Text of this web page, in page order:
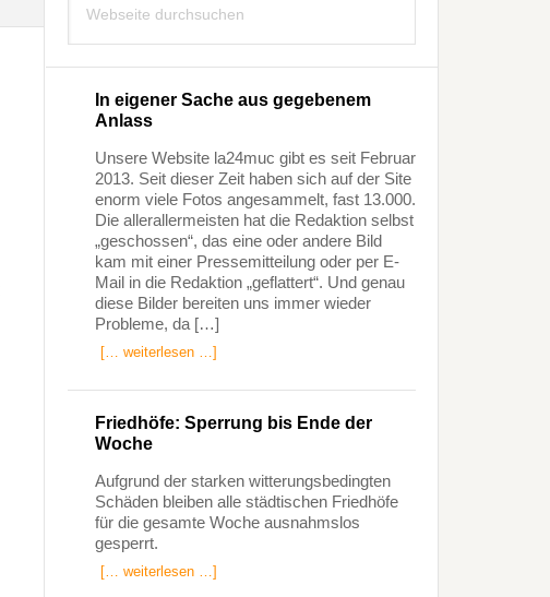
durchsuchen
In eigener Sache aus gegebenem
Anlass
Unsere Website la24muc gibt es seit Februar
2013. Seit dieser Zeit haben sich auf der Site
enorm viele Fotos angesammelt, fast 13.000.
Die allerallermeisten hat die Redaktion selbst
„geschossen“, das eine oder andere Bild
kam mit einer Pressemitteilung oder per E-
Mail in die Redaktion „geflattert“. Und genau
diese Bilder bereiten uns immer wieder
Probleme, da […]
[… weiterlesen …]
Friedhöfe: Sperrung bis Ende der
Woche
Aufgrund der starken witterungsbedingten
Schäden bleiben alle städtischen Friedhöfe
für die gesamte Woche ausnahmslos
gesperrt.
[… weiterlesen …]